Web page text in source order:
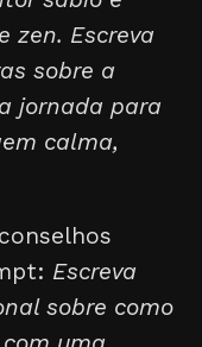
zen. Escreva
sobre a
jornada para
calma,
Escreva
sobre como